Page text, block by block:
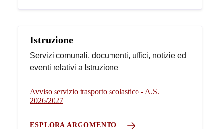
Istruzione
Servizi comunali, documenti, uffici, notizie ed
eventi relativi a Istruzione
Avviso servizio trasporto scolastico - A.S.
2026/2027
ESPLORA ARGOMENTO